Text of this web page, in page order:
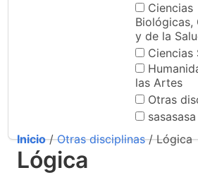
Ciencias
Biológicas,
y de la
Ciencias
las Artes
Otras
sasasasa
Inicio/Otras disciplinas/ Lógica
Lógica